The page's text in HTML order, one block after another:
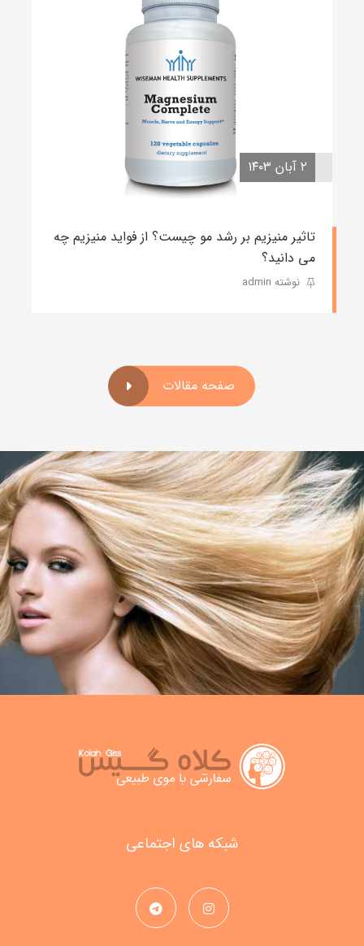
۲ آبان ۱۴۰۳
تاثیر منیزیم بر رشد مو چیست؟ از فواید منیزیم چه
می دانید؟
نوشته admin
صفحه مقالات
شبکه های اجتماعی